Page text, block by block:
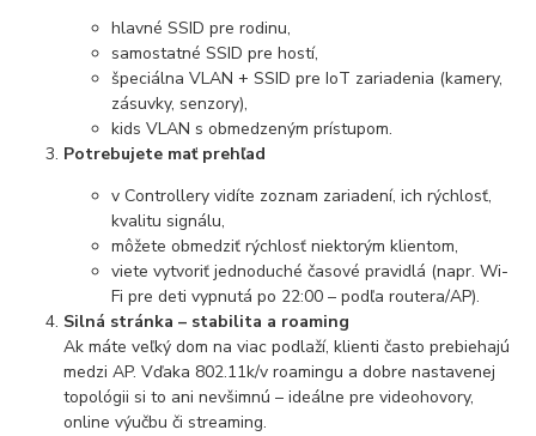
hlavné SSID pre rodinu,
samostatné SSID pre hostí,
špeciálna VLAN + SSID pre IoT zariadenia (kamery,
zásuvky, senzory),
kids VLAN s obmedzeným prístupom.
Potrebujete mať prehľad
v Controllery vidíte zoznam zariadení, ich rýchlosť,
kvalitu signálu,
môžete obmedziť rýchlosť niektorým klientom,
viete vytvoriť jednoduché časové pravidlá (napr. Wi-
Fi pre deti vypnutá po 22:00 – podľa routera/AP).
Silná stránka – stabilita a roaming
Ak máte veľký dom na viac podlaží, klienti často prebiehajú
medzi AP. Vďaka 802.11k/v roamingu a dobre nastavenej
topológii si to ani nevšimnú – ideálne pre videohovory,
online výučbu či streaming.